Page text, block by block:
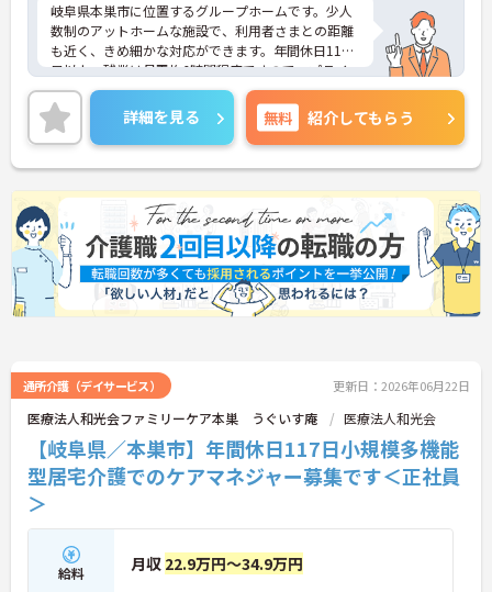
岐阜県本巣市に位置するグループホームです。少人
数制のアットホームな施設で、利用者さまとの距離
も近く、きめ細かな対応ができます。年間休日110
日以上、残業は月平均6時間程度ですので、プライ
ベートとの両立もしやすいです。子育て支援制度も
整っております。ご興味のある方には、面接対策ポ
イントなど、さらに詳細をお話しいたしますのでお
気軽にご相談ください！
詳細を見る 無料 紹介してもらう
通所介護（デイサービス） 更新日：2026年06月22日
医療法人和光会ファミリーケア本巣 うぐいす庵 医療法人和光会
【岐阜県／本巣市】年間休日117日小規模多機能
型居宅介護でのケアマネジャー募集です＜正社員
＞
給料 月収 22.9万円～34.9万円